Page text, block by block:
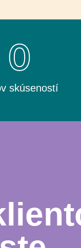
skúseností
0